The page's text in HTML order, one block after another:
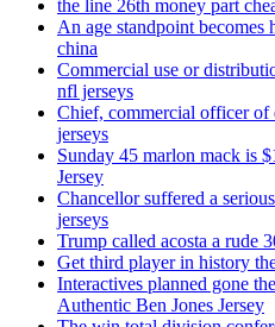
the line 26th money part
An age standpoint becomes
china
Commercial use or
nfl jerseys
Chief, commercial officer of
jerseys
Sunday 45 marlon mack is
Jersey
Chancellor suffered a
jerseys
Trump called acosta a rude
Get third player in history
Interactives planned gone
Authentic Ben Jones Jersey